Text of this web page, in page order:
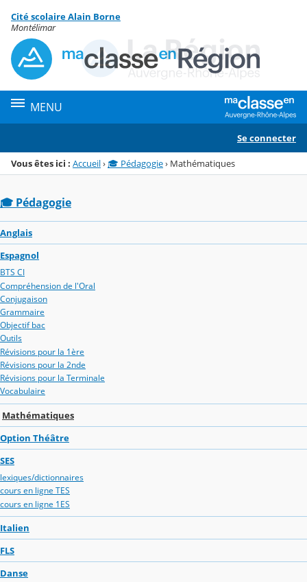
Menu de la rubrique
Contenu
Cité scolaire Alain Borne
Montélimar
MENU
Se connecter
Vous êtes ici : Accueil› 🎓 Pédagogie› Mathématiques
🎓 Pédagogie
Anglais
Espagnol
BTS CI
Compréhension de l'Oral
Conjugaison
Grammaire
Objectif bac
Outils
Révisions pour la 1ère
Révisions pour la 2nde
Révisions pour la Terminale
Vocabulaire
Mathématiques
Option Théâtre
SES
lexiques/dictionnaires
cours en ligne TES
cours en ligne 1ES
Italien
FLS
Danse